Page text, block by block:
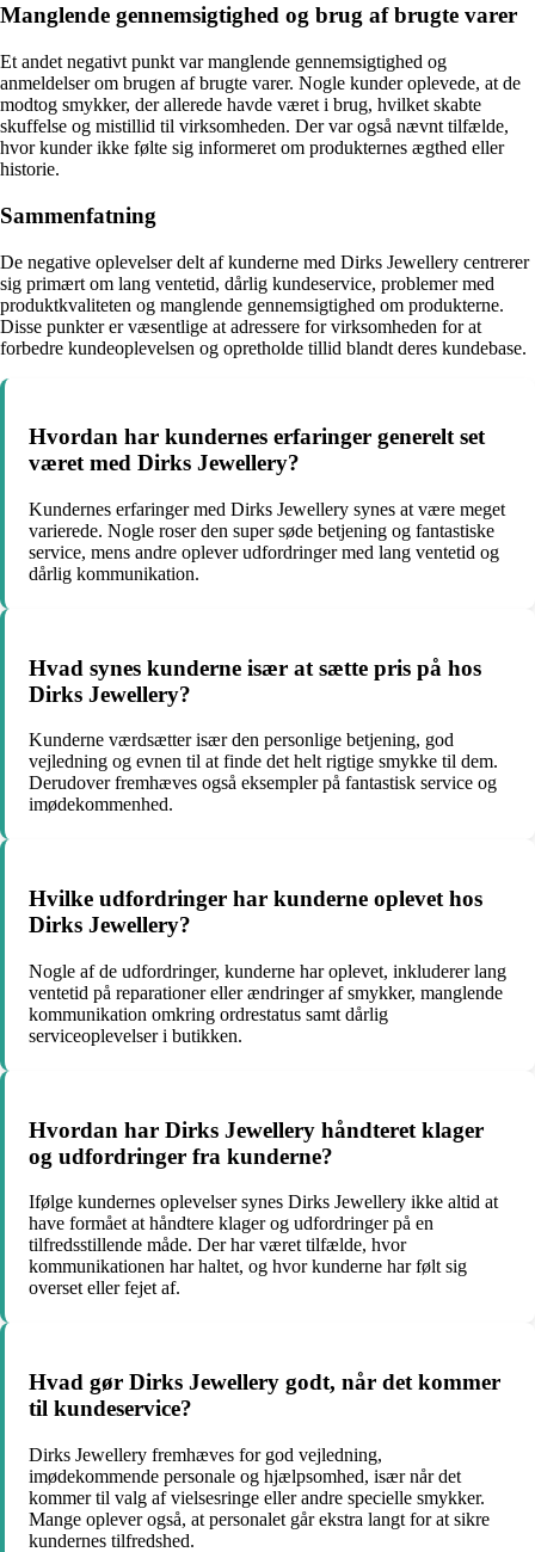
Manglende gennemsigtighed og brug af brugte varer
Et andet negativt punkt var manglende gennemsigtighed og
anmeldelser om brugen af brugte varer. Nogle kunder oplevede, at de
modtog smykker, der allerede havde været i brug, hvilket skabte
skuffelse og mistillid til virksomheden. Der var også nævnt tilfælde,
hvor kunder ikke følte sig informeret om produkternes ægthed eller
historie.
Sammenfatning
De negative oplevelser delt af kunderne med Dirks Jewellery centrerer
sig primært om lang ventetid, dårlig kundeservice, problemer med
produktkvaliteten og manglende gennemsigtighed om produkterne.
Disse punkter er væsentlige at adressere for virksomheden for at
forbedre kundeoplevelsen og opretholde tillid blandt deres kundebase.
Hvordan har kundernes erfaringer generelt set
været med Dirks Jewellery?
Kundernes erfaringer med Dirks Jewellery synes at være meget
varierede. Nogle roser den super søde betjening og fantastiske
service, mens andre oplever udfordringer med lang ventetid og
dårlig kommunikation.
Hvad synes kunderne især at sætte pris på hos
Dirks Jewellery?
Kunderne værdsætter især den personlige betjening, god
vejledning og evnen til at finde det helt rigtige smykke til dem.
Derudover fremhæves også eksempler på fantastisk service og
imødekommenhed.
Hvilke udfordringer har kunderne oplevet hos
Dirks Jewellery?
Nogle af de udfordringer, kunderne har oplevet, inkluderer lang
ventetid på reparationer eller ændringer af smykker, manglende
kommunikation omkring ordrestatus samt dårlig
serviceoplevelser i butikken.
Hvordan har Dirks Jewellery håndteret klager
og udfordringer fra kunderne?
Ifølge kundernes oplevelser synes Dirks Jewellery ikke altid at
have formået at håndtere klager og udfordringer på en
tilfredsstillende måde. Der har været tilfælde, hvor
kommunikationen har haltet, og hvor kunderne har følt sig
overset eller fejet af.
Hvad gør Dirks Jewellery godt, når det kommer
til kundeservice?
Dirks Jewellery fremhæves for god vejledning,
imødekommende personale og hjælpsomhed, især når det
kommer til valg af vielsesringe eller andre specielle smykker.
Mange oplever også, at personalet går ekstra langt for at sikre
kundernes tilfredshed.